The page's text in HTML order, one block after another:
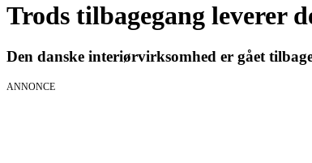
Trods tilbagegang leverer
Den danske interiørvirksomhed er gået
ANNONCE